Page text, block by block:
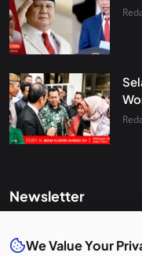
Newsletter
inbox. Sign up for our
We Value Your